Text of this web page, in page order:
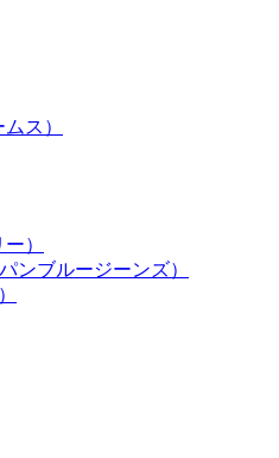
ス）
）
ンブルージーンズ）